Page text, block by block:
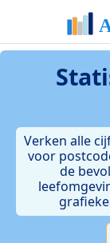
Verken alle
voor
de